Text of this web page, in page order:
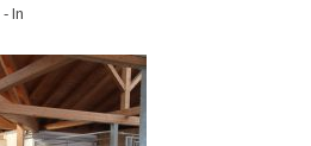
- In